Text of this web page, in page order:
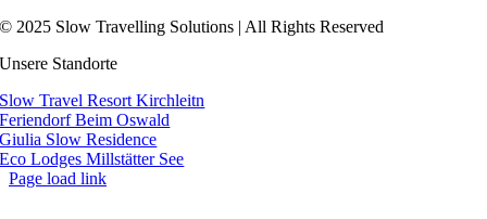
© 2025 Slow Travelling Solutions | All Rights Reserved
Unsere Standorte
Slow Travel Resort Kirchleitn
Feriendorf Beim Oswald
Giulia Slow Residence
Eco Lodges Millstätter See
Page load link